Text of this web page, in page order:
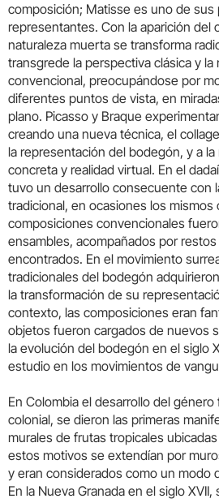
composición; Matisse es uno de sus
representantes. Con la aparición del
naturaleza muerta se transforma
transgrede la perspectiva clásica y la
convencional, preocupándose por
diferentes puntos de vista, en
plano. Picasso y Braque
creando una nueva técnica, el
la representación del bodegón, y a
concreta y realidad virtual. En el
tuvo un desarrollo consecuente con
tradicional, en ocasiones los
composiciones convencionales
ensambles, acompañados por
encontrados. En el movimiento
tradicionales del bodegón
la transformación de su
contexto, las composiciones eran
objetos fueron cargados de nuevos
la evolución del bodegón en el siglo
estudio en los movimientos de
En Colombia el desarrollo del
colonial, se dieron las primeras
murales de frutas tropicales
estos motivos se extendían por
y eran considerados como un modo
En la Nueva Granada en el siglo